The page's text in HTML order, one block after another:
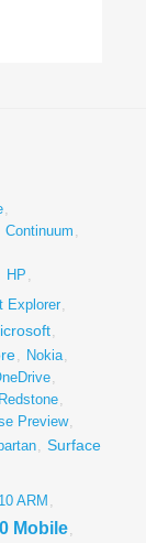
,
Continuum ,
HP ,
Explorer,
,
, Nokia,
,
Redstone,
Preview,
, Surface
ARM ,
Mobile,